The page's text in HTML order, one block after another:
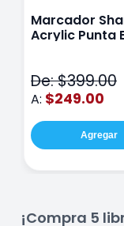
Marcador
Acrylic Punta
De: $399.00
A: $249.00
Agregar
¡Compra 5